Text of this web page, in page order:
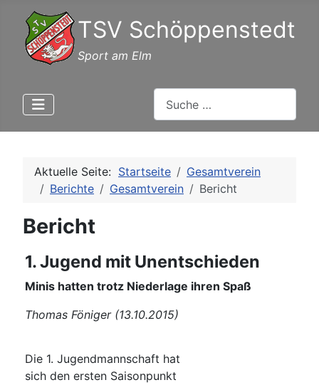
TSV Schöppenstedt
Sport am Elm
Aktuelle Seite: Startseite
Gesamtverein
Berichte
Gesamtverein Bericht
Bericht
1. Jugend mit Unentschieden
Minis hatten trotz Niederlage ihren Spaß
Thomas Föniger (13.10.2015)
Die 1. Jugendmannschaft hat
sich den ersten Saisonpunkt